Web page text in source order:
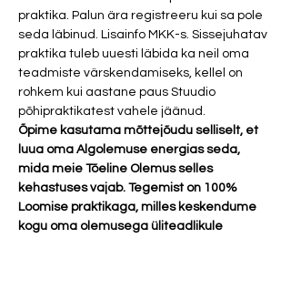
praktika. Palun ära registreeru kui sa pole
seda läbinud. Lisainfo MKK-s. Sissejuhatav
praktika tuleb uuesti läbida ka neil oma
teadmiste värskendamiseks, kellel on
rohkem kui aastane paus Stuudio
põhipraktikatest vahele jäänud.
Õpime kasutama mõttejõudu selliselt, et
luua oma Algolemuse energias seda,
mida meie Tõeline Olemus selles
kehastuses vajab. Tegemist on 100%
Loomise praktikaga, milles keskendume
kogu oma olemusega üliteadlikule